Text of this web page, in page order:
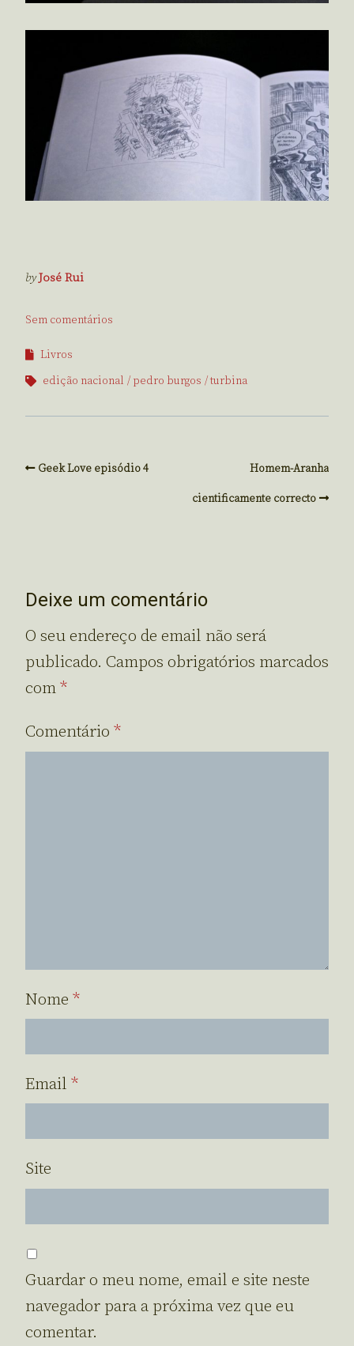
byJosé Rui
Sem comentários
Livros
edição nacional
pedro burgos turbina
Geek Love episódio 4 Homem-Aranha
cientificamente correcto
Deixe um comentário
O seu endereço de email não será
publicado. Campos obrigatórios marcados
com*
Comentário *
Nome *
Email *
Site
Guardar o meu nome, email e site neste
navegador para a próxima vez que eu
comentar.